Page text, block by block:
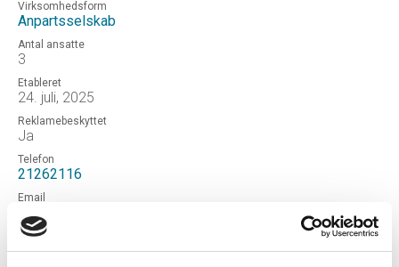
Virksomhedsform
Anpartsselskab
Antal ansatte
3
Etableret
24. juli, 2025
Reklamebeskyttet
Ja
Telefon
21262116
Email
Uoplyst
Hjemmeside
Sydfyns frugt & grønt 2025 ApS